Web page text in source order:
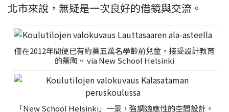
北市來說，無疑是一次良好的借鏡與交流。
僅在2012年間便已有約莫五萬名學齡前兒童，接受設計教育
的薰陶。 via New School Helsinki
「New School Helsinki」一景，強調適應性的空間設計。